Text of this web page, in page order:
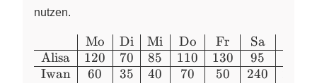
nutzen.
\begin{array}
{l|c|c|c|c|c|c|c}
& \text{Mo}
Alisa
Iwan
Mo
120
60
Di
70
35
Mi
85
40
Do
110
70
Fr
130
50
Sa
95
240